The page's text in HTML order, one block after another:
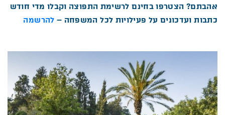
אהבתם? הצטרפו בחינם לרשימת התפוצה וקבלו מדי חודש
כתבות ועדכונים על פעילויות לכל המשפחה – להרשמה